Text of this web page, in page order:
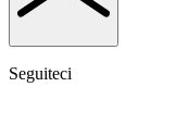
Seguiteci